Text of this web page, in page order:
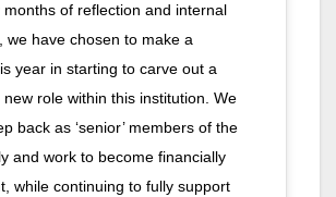
months of reflection and internal
we have chosen to make a
year in starting to carve out a
new role within this institution. We
back as ‘senior’ members of the
and work to become financially
while continuing to fully support